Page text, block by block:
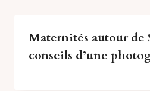
Maternités autour de
conseils d’une